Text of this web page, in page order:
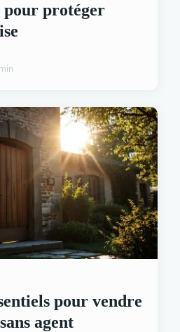
pour protéger
pour vendre
agent